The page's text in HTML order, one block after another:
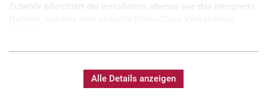
Zubehör erleichtert die Installation, ebenso wie das integrierte
Die kalibrierten Full-Colour-RGBW LEDs des Exterior Linear Pro
Geräte hinweg. Die Geräte sind speziell für Direct View
Anwendungen konzipiert und mit einem runden Diffusor für
Alle Details anzeigen